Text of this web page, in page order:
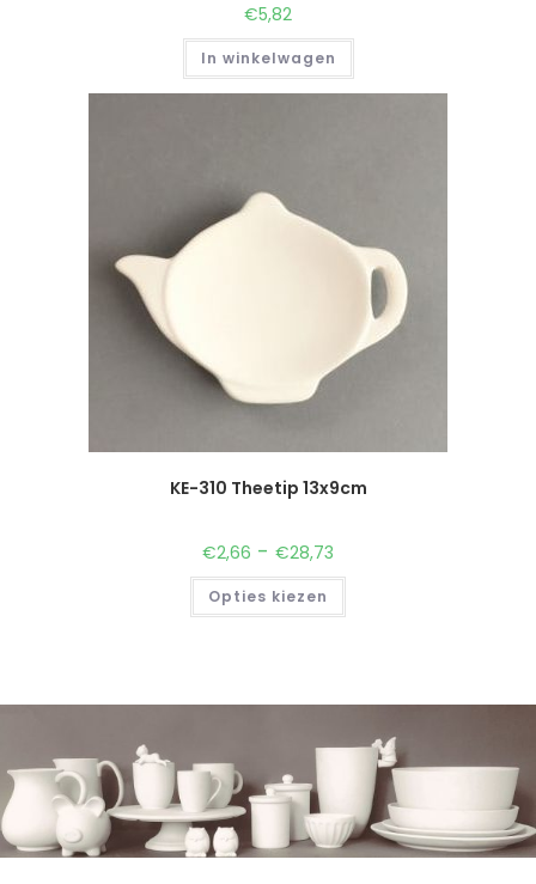
€5,82
In winkelwagen
KE-310 Theetip 13x9cm
€2,66 - €28,73
Opties kiezen